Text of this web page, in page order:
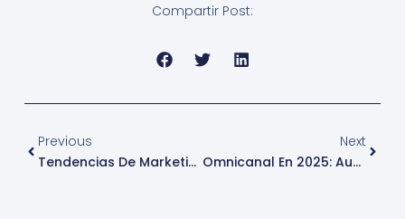
Compartir Post:
Previous
Tendencias De Marketing Para 2025
Next
Omnicanal En 2025: Aumenta La Retención Y Lealtad Del Cliente